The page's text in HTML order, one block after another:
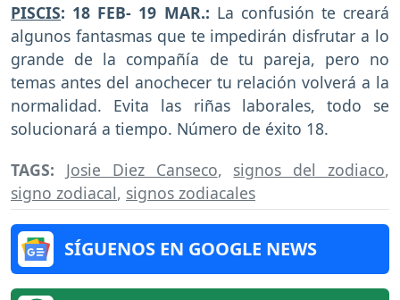
PISCIS: 18 FEB- 19 MAR.: La confusión te creará
algunos fantasmas que te impedirán disfrutar a lo
grande de la compañía de tu pareja, pero no
temas antes del anochecer tu relación volverá a la
normalidad. Evita las riñas laborales, todo se
solucionará a tiempo. Número de éxito 18.
TAGS: Josie Diez Canseco, signos del zodiaco,
signo zodiacal, signos zodiacales
SÍGUENOS EN GOOGLE NEWS